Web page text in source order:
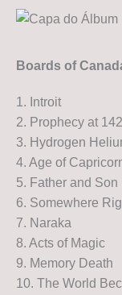
Boards of
1. Introit
2. Prophecy at
3. Hydrogen
4. Age of
5. Father and Son
6. Somewhere
7. Naraka
8. Acts of Magic
9. Memory Death
10. The World